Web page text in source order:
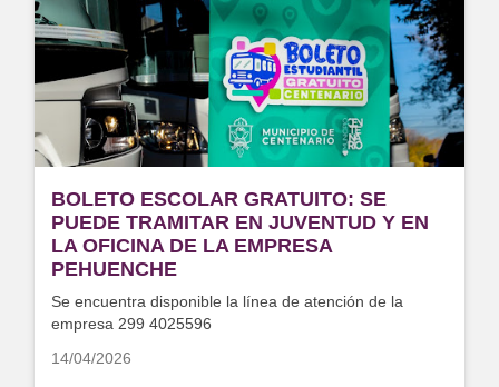
BOLETO ESCOLAR GRATUITO: SE
PUEDE TRAMITAR EN JUVENTUD Y EN
LA OFICINA DE LA EMPRESA
PEHUENCHE
Se encuentra disponible la línea de atención de la
empresa 299 4025596
14/04/2026